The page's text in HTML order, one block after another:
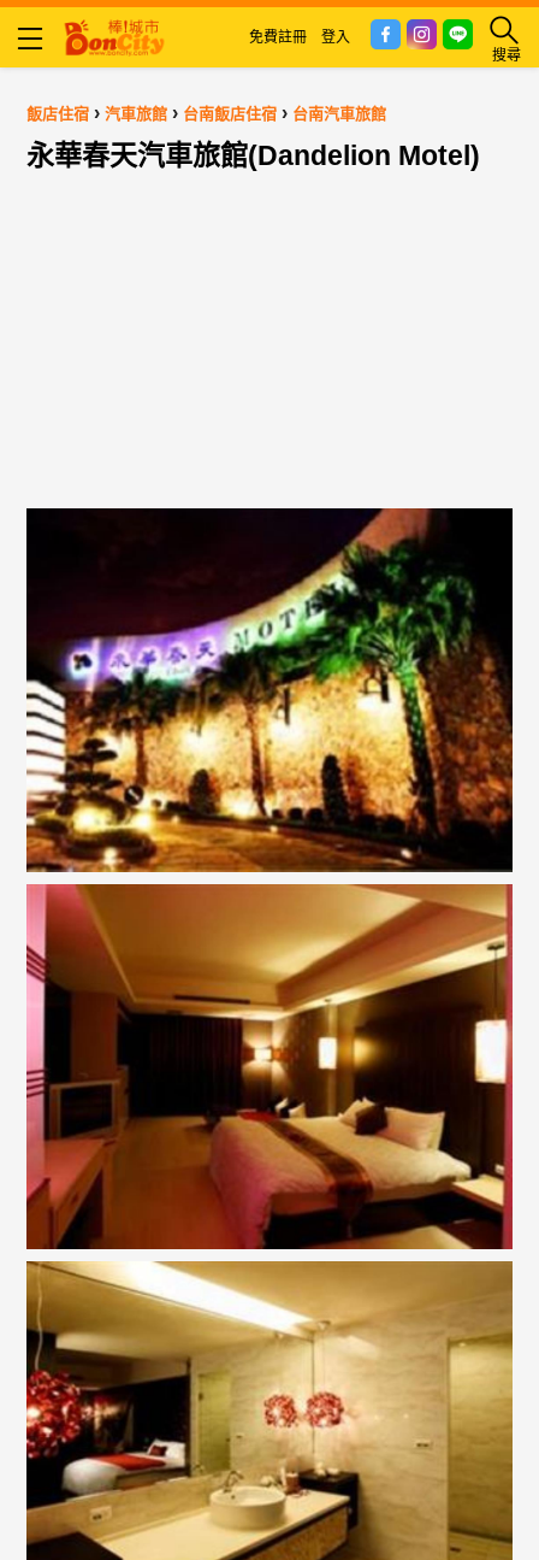
搜尋
免費註冊 登入
飯店住宿 ›汽車旅館 › 台南飯店住宿 › 台南汽車旅館
永華春天汽車旅館(Dandelion Motel)